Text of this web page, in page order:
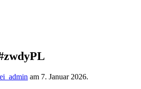
am 7. Januar 2026.